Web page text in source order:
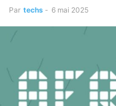
Par techs - 6 mai 2025